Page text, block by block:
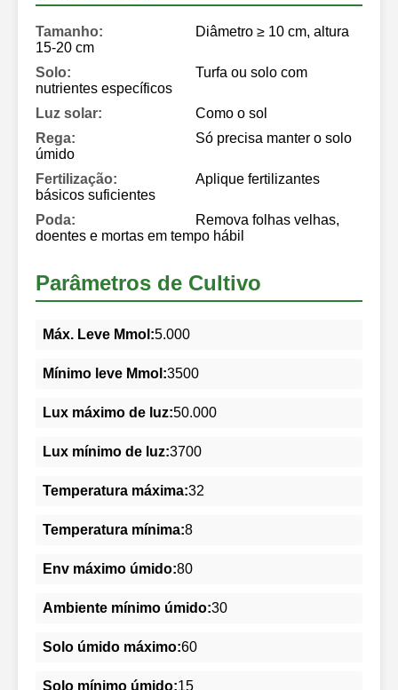
Tamanho:
Diâmetro ≥ 10 cm, altura
15-20 cm
Solo:
Turfa ou solo com
nutrientes específicos
Luz solar:
Como o sol
Rega:
Só precisa manter o solo
úmido
Fertilização:
Aplique fertilizantes
básicos suficientes
Poda:
Remova folhas velhas,
doentes e mortas em tempo hábil
Parâmetros de Cultivo
Máx. Leve Mmol:5.000
Mínimo leve Mmol:3500
Lux máximo de luz:50.000
Lux mínimo de luz:3700
Temperatura máxima:32
Temperatura mínima:8
Env máximo úmido:80
Ambiente mínimo úmido:30
Solo úmido máximo:60
Solo mínimo úmido:15